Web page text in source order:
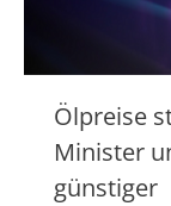
Ölpreise
Minister
günstiger